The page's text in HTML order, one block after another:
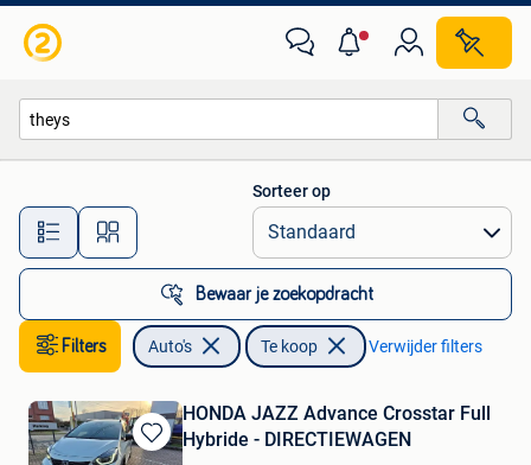
Alle afstanden…
Sorteer op
Bewaar je zoekopdracht
Filters Auto's Te koop Verwijder filters
Bewaren
HONDA JAZZ Advance Crosstar Full
Hybride - DIRECTIEWAGEN